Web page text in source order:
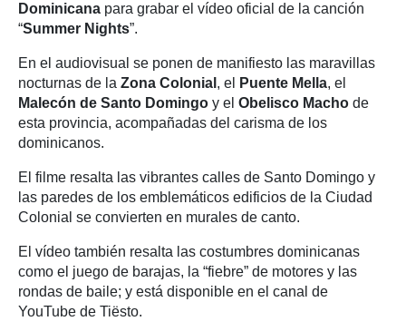
Dominicana para grabar el vídeo oficial de la canción
“Summer Nights”.
En el audiovisual se ponen de manifiesto las maravillas
nocturnas de la Zona Colonial , el Puente Mella, el
Malecón de Santo Domingo y el Obelisco Macho de
esta provincia, acompañadas del carisma de los
dominicanos.
El filme resalta las vibrantes calles de Santo Domingo y
las paredes de los emblemáticos edificios de la Ciudad
Colonial se convierten en murales de canto.
El vídeo también resalta las costumbres dominicanas
como el juego de barajas, la “fiebre” de motores y las
rondas de baile; y está disponible en el canal de
YouTube de Tiësto.